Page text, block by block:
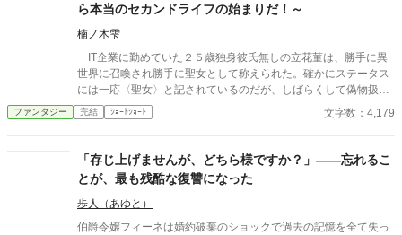
ら本当のセカンドライフの始まりだ！～
楠ノ木雫
IT企業に勤めていた２５歳独身彼氏無しの立花菫は、勝手に異
世界に召喚され勝手に聖女として称えられた。確かにステータス
には一応〈聖女〉と記されているのだが、しばらくして偽物扱い
され国を追放される。まぁ仕方ない、と森に移り住み神様の助け
の元セカンドライフを満喫するのだった。だが、彼女を追いだし
稿サイトにも掲載しています。
ファンタジー 完結 ｼｮｰﾄｼｮｰﾄ 文字数：4,179
「存じ上げませんが、どちら様ですか？」——忘れるこ
とが、最も残酷な復讐になった
歩人（あゆと）
伯爵令嬢フィーネは婚約破棄のショックで過去の記憶を全て失っ